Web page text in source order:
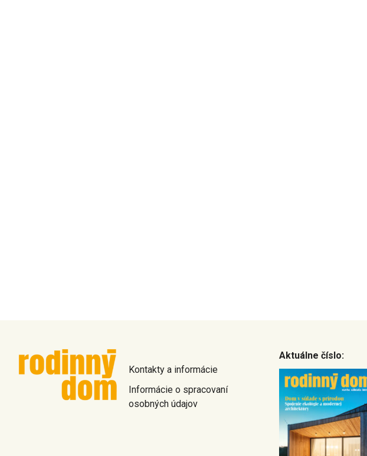
Kontakty a informácie
Informácie o spracovaní
osobných údajov
Aktuálne číslo: